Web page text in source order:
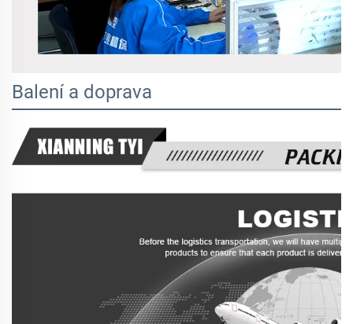
Balení a doprava